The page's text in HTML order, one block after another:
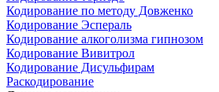
Кодирование по методу Довженко
Кодирование Эспераль
Кодирование алкоголизма гипнозом
Кодирование Вивитрол
Кодирование Дисульфирам
Раскодирование